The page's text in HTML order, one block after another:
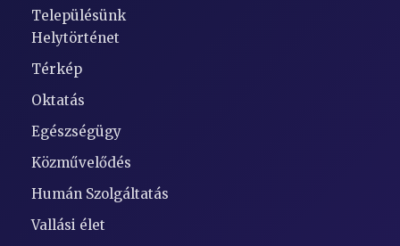
Településünk
Helytörténet
Térkép
Oktatás
Egészségügy
Közművelődés
Humán Szolgáltatás
Vallási élet